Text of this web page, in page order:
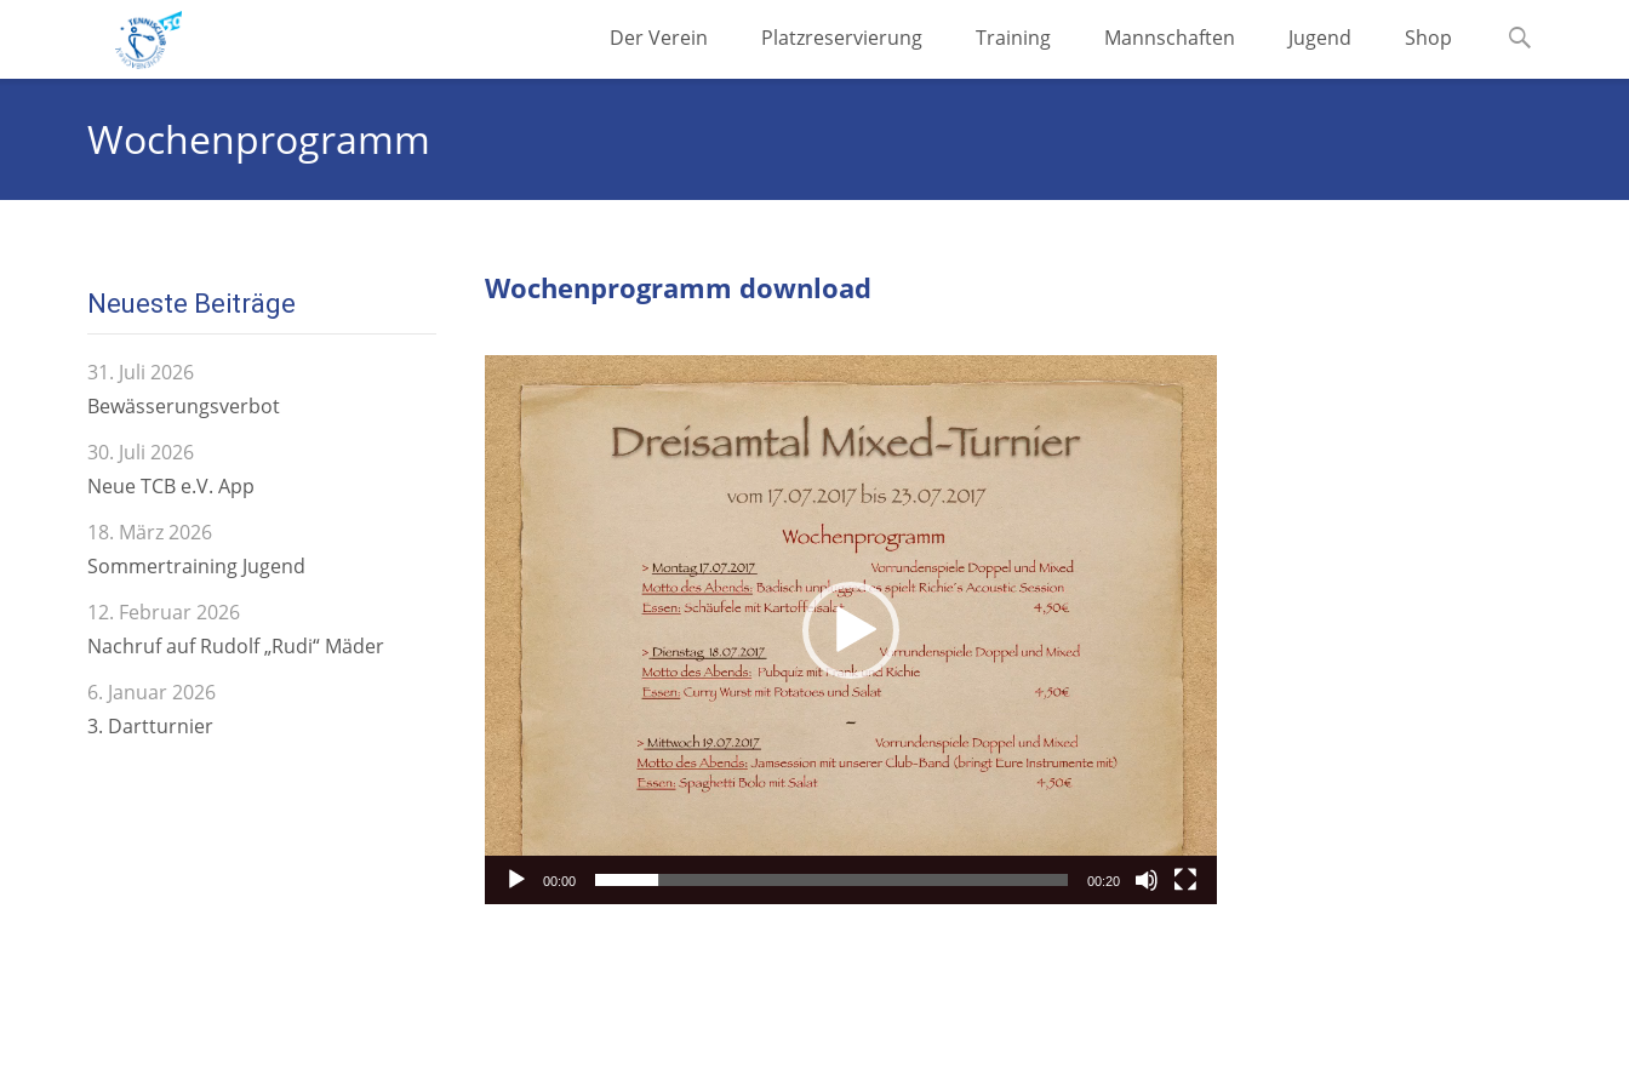
content
Der Verein Platzreservierung Training Mannschaften Jugend Shop
Suchen
Wochenprogramm
Neueste Beiträge
31. Juli 2026
Bewässerungsverbot
30. Juli 2026
Neue TCB e.V. App
18. März 2026
Sommertraining Jugend
12. Februar 2026
Nachruf auf Rudolf „Rudi“ Mäder
6. Januar 2026
3. Dartturnier
Wochenprogramm download
Video-
Player
00:00 00:20